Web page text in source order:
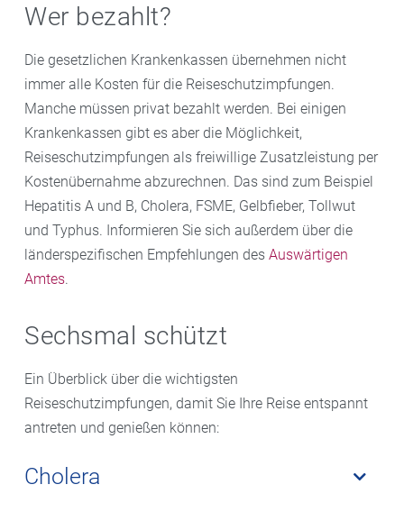
Wer bezahlt?
Die gesetzlichen Krankenkassen übernehmen nicht
immer alle Kosten für die Reiseschutzimpfungen.
Manche müssen privat bezahlt werden. Bei einigen
Krankenkassen gibt es aber die Möglichkeit,
Reiseschutzimpfungen als freiwillige Zusatzleistung per
Kostenübernahme abzurechnen. Das sind zum Beispiel
Hepatitis A und B, Cholera, FSME, Gelbfieber, Tollwut
und Typhus. Informieren Sie sich außerdem über die
länderspezifischen Empfehlungen des Auswärtigen
Amtes.
Sechsmal schützt
Ein Überblick über die wichtigsten
Reiseschutzimpfungen, damit Sie Ihre Reise entspannt
antreten und genießen können:
Cholera